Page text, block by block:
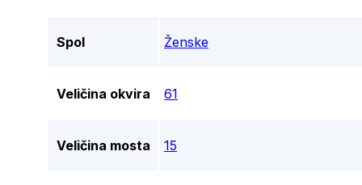
Spol Ženske
Veličina okvira 61
Veličina mosta 15